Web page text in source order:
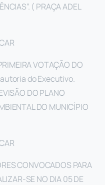
( PRAÇA ADEL
VOTAÇÃO DO
autoria do Executivo.
DO PLANO
DO MUNICÍPIO
CONVOCADOS PARA
SE NO DIA 05 DE